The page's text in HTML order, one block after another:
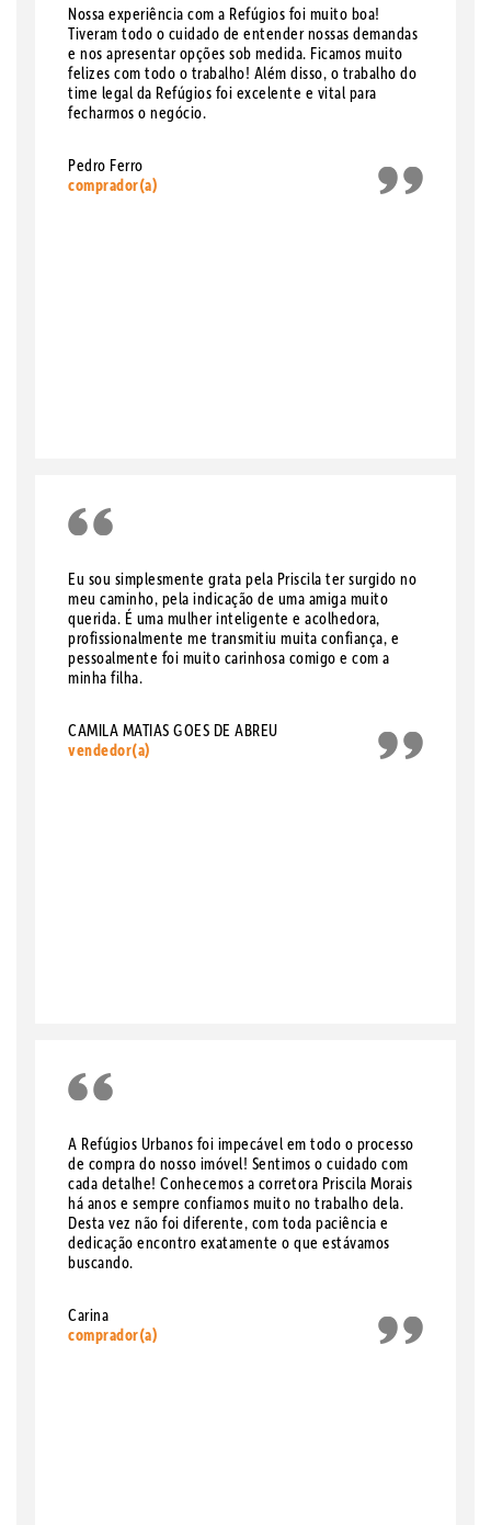
Nossa experiência com a Refúgios foi muito boa!
Tiveram todo o cuidado de entender nossas demandas
e nos apresentar opções sob medida. Ficamos muito
felizes com todo o trabalho! Além disso, o trabalho do
time legal da Refúgios foi excelente e vital para
fecharmos o negócio.
Pedro Ferro
comprador(a)
Eu sou simplesmente grata pela Priscila ter surgido no
meu caminho, pela indicação de uma amiga muito
querida. É uma mulher inteligente e acolhedora,
profissionalmente me transmitiu muita confiança, e
pessoalmente foi muito carinhosa comigo e com a
minha filha.
CAMILA MATIAS GOES DE ABREU
vendedor(a)
A Refúgios Urbanos foi impecável em todo o processo
de compra do nosso imóvel! Sentimos o cuidado com
cada detalhe! Conhecemos a corretora Priscila Morais
há anos e sempre confiamos muito no trabalho dela.
Desta vez não foi diferente, com toda paciência e
dedicação encontro exatamente o que estávamos
buscando.
Carina
comprador(a)